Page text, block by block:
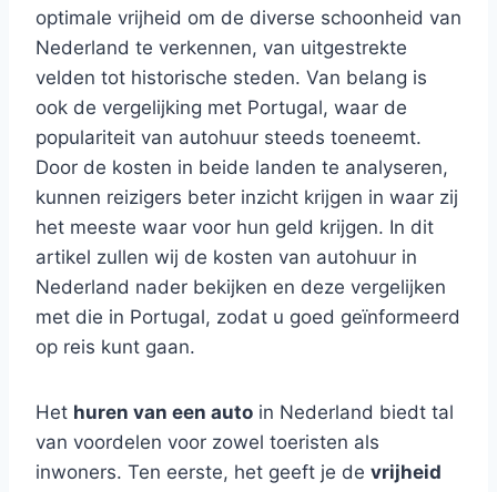
optimale vrijheid om de diverse schoonheid van
Nederland te verkennen, van uitgestrekte
velden tot historische steden. Van belang is
ook de vergelijking met Portugal, waar de
populariteit van autohuur steeds toeneemt.
Door de kosten in beide landen te analyseren,
kunnen reizigers beter inzicht krijgen in waar zij
het meeste waar voor hun geld krijgen. In dit
artikel zullen wij de kosten van autohuur in
Nederland nader bekijken en deze vergelijken
met die in Portugal, zodat u goed geïnformeerd
op reis kunt gaan.
Het huren van een auto in Nederland biedt tal
van voordelen voor zowel toeristen als
inwoners. Ten eerste, het geeft je de vrijheid